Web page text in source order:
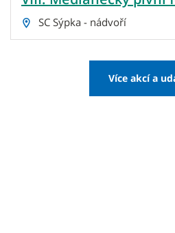
SC Sýpka - nádvoří
Více akcí a